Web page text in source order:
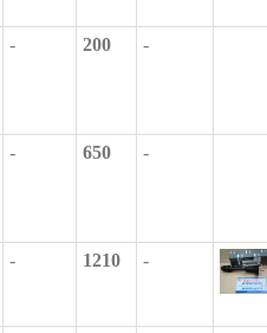
- 200 -
- 650 -
- 1210 -